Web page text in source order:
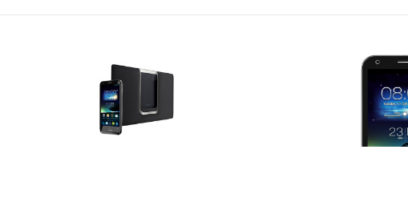
[EdoErgo] オフィスチェア 椅子 テレワーク 疲れない 跳ね上げ式
(黒網+黒枠+黒足)
￥5,699
EIZO ビジネス向けプレミアムモニター | FlexScan EV3240X-WT |
￥105,595
Amazonベーシック ペットシーツ 薄型 レギュラー 1回使い捨て 無
￥3,373